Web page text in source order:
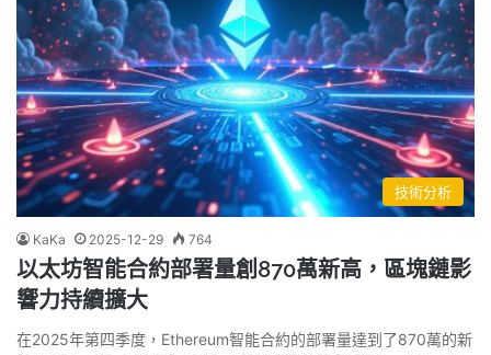
技術分析
KaKa 2025-12-29 764
以太坊智能合約部署量創870萬新高，區塊鏈影
響力持續擴大
在2025年第四季度，Ethereum智能合約的部署量達到了870萬的新